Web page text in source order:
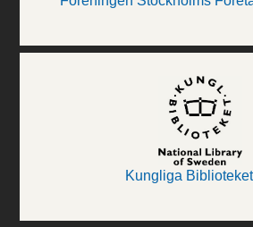
Kungliga Biblioteket